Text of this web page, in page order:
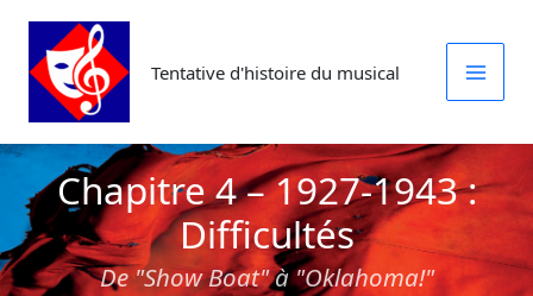
Aller
contenu
Tentative d'histoire du musical
Chapitre 4 – 1927-1943 :
Difficultés
De "Show Boat" à "Oklahoma!"